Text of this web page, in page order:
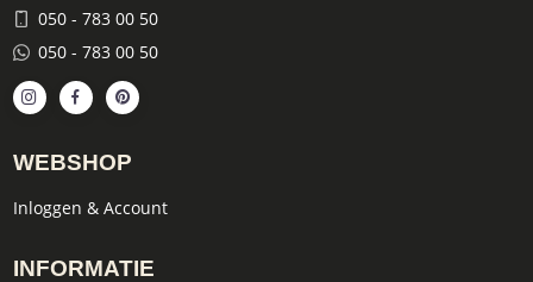
050 - 783 00 50
050 - 783 00 50
WEBSHOP
Inloggen & Account
INFORMATIE